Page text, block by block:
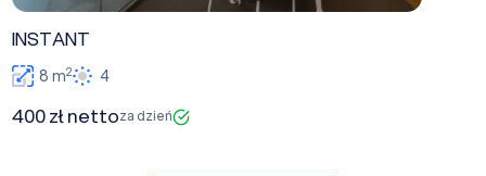
INSTANT
8 m2 4
400 zł nettoza dzień